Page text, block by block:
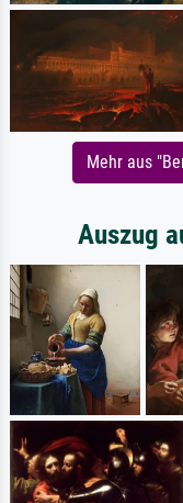
Mehr aus
Auszug